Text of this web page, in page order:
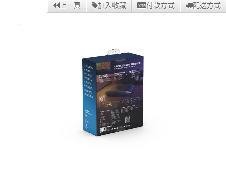
上一頁 加入收藏 付款方式 配送方式